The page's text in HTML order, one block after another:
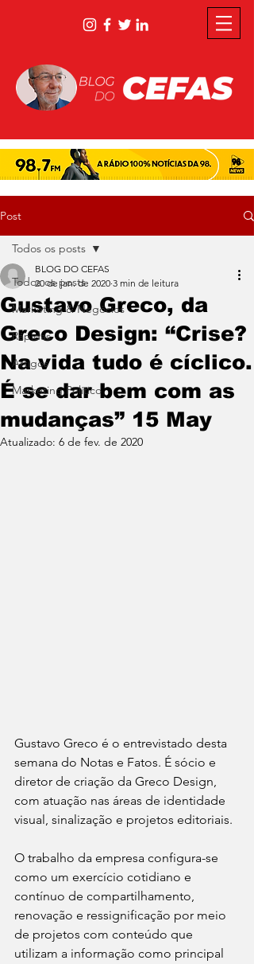
Post
Todos os posts
Marketing & Negócios
Rápidas
Artigos
Marketing Político
Todos os posts
Gustavo Greco, da
Greco Design: “Crise?
Na vida tudo é cíclico.
É se dar bem com as
mudanças” 15 May
BLOG DO CEFAS
20 de jan. de 2020 3 min de leitura
Atualizado: 6 de fev. de 2020
Gustavo Greco é o entrevistado desta
semana do Notas e Fatos. É sócio e
diretor de criação da Greco Design,
com atuação nas áreas de identidade
visual, sinalização e projetos editoriais.
O trabalho da empresa configura-se
como um exercício cotidiano e
contínuo de compartilhamento,
renovação e ressignificação por meio
de projetos com conteúdo que
utilizam a informação como principal